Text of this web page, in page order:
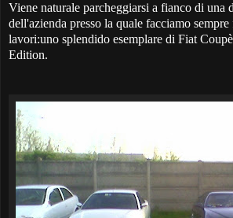
Viene naturale parcheggiarsi a fianco di una
dell'azienda presso la quale facciamo sempre
lavori:uno splendido esemplare di Fiat
Edition.